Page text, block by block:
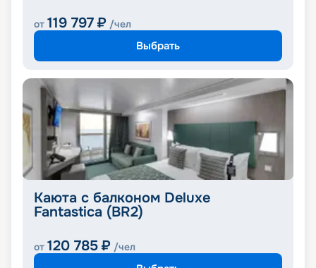
от 119 797 ₽ /чел
Выбрать
Каюта с балконом Deluxe
Fantastica (BR2)
от 120 785 ₽ /чел